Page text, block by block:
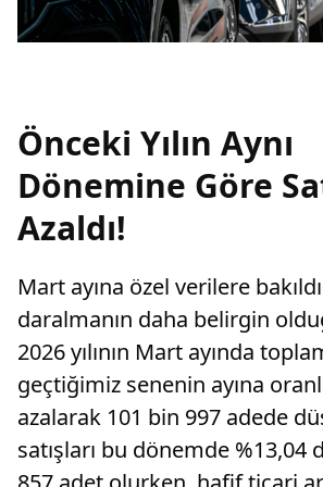
Önceki Yılın Aynı
Dönemine Göre
Azaldı!
Mart ayına özel verilere
daralmanın daha belirgin
2026 yılının Mart ayında
geçtiğimiz senenin ayına
azalarak 101 bin 997 adede
satışları bu dönemde %13,04